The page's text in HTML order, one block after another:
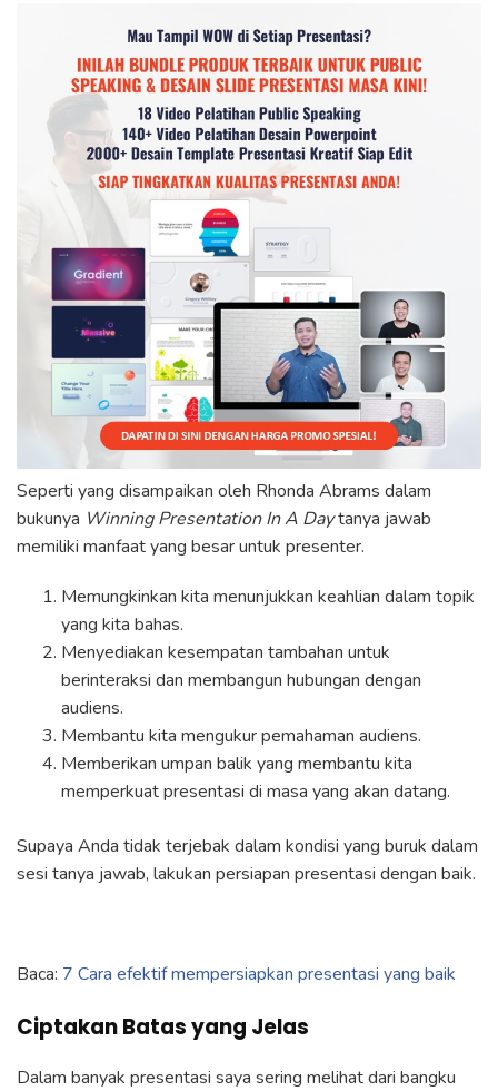
Seperti yang disampaikan oleh Rhonda Abrams dalam
bukunya Winning Presentation In A Daytanya jawab
memiliki manfaat yang besar untuk presenter.
Memungkinkan kita menunjukkan keahlian dalam topik
yang kita bahas.
Menyediakan kesempatan tambahan untuk
berinteraksi dan membangun hubungan dengan
audiens.
Membantu kita mengukur pemahaman audiens.
Memberikan umpan balik yang membantu kita
memperkuat presentasi di masa yang akan datang.
Supaya Anda tidak terjebak dalam kondisi yang buruk dalam
sesi tanya jawab, lakukan persiapan presentasi dengan baik.
Baca: 7 Cara efektif mempersiapkan presentasi yang baik
Ciptakan Batas yang Jelas
Dalam banyak presentasi saya sering melihat dari bangku